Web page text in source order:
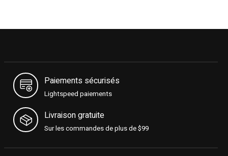
Paiements sécurisés
Lightspeed paiements
Livraison gratuite
Sur les commandes de plus de $99